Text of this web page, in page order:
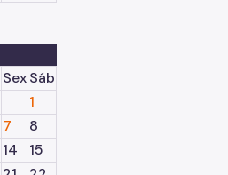
SexSáb
1
7
8
14
15